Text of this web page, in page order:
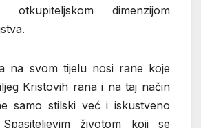
dimenzijom
na svom tijelu nosi rane koje
Kristovih rana i na taj način
samo stilski već i iskustveno
životom koji se